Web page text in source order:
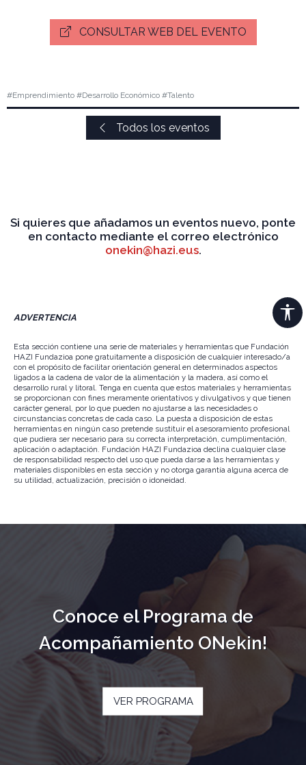
CONSULTAR WEB DEL EVENTO
#Emprendimiento #Desarrollo Económico #Talento
Todos los eventos
Si quieres que añadamos un eventos nuevo, ponte
en contacto mediante el correo electrónico
onekin@hazi.eus.
ADVERTENCIA
Esta sección contiene una serie de materiales y herramientas que Fundación
HAZI Fundazioa pone gratuitamente a disposición de cualquier interesado/a
con el propósito de facilitar orientación general en determinados aspectos
ligados a la cadena de valor de la alimentación y la madera, así como el
desarrollo rural y litoral. Tenga en cuenta que estos materiales y herramientas
se proporcionan con fines meramente orientativos y divulgativos y que tienen
carácter general, por lo que pueden no ajustarse a las necesidades o
circunstancias concretas de cada caso. La puesta a disposición de estas
herramientas en ningún caso pretende sustituir el asesoramiento profesional
que pudiera ser necesario para su correcta interpretación, cumplimentación,
aplicación o adaptación. Fundación HAZI Fundazioa declina cualquier clase
de responsabilidad respecto del uso que pueda darse a las herramientas y
materiales disponibles en esta sección y no otorga garantía alguna acerca de
su utilidad, actualización, precisión o idoneidad.
Conoce el Programa de
Acompañamiento ONekin!
VER PROGRAMA